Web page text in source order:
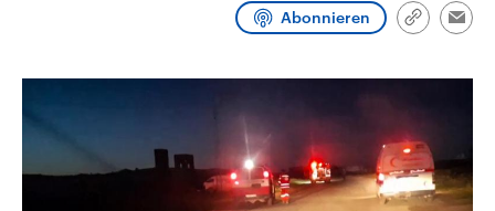
Abonnieren
Link